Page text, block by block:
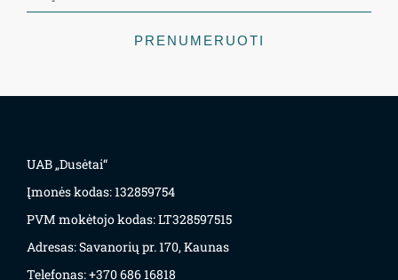
PRENUMERUOTI
UAB „Dusėtai“
Įmonės kodas: 132859754
PVM mokėtojo kodas: LT328597515
Adresas: Savanorių pr. 170, Kaunas
Telefonas: +370 686 16818